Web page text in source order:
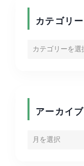
カテゴリー
アーカイブ